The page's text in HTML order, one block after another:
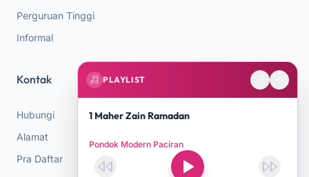
Perguruan Tinggi
Informal
Kontak
Hubungi
Alamat
Pra Daftar
PLAYLIST
1 Maher Zain Ramadan
Pondok Modern Paciran